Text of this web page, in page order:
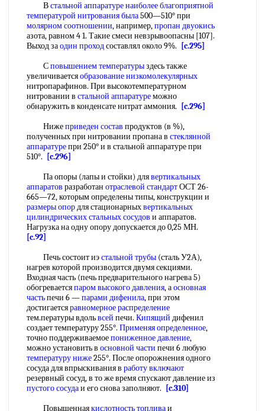
Встальной аппаратуренаиболее благоприятной
температурой нитрованиябыла500—510° при
молярном соотношении, например,пропан двуокись
азота, равном 4 1. Такие смеси невзрывоопасны [107].
Выход заодин проходсоставлял около 9%.
[c.295]
Сповышением температурыздесь также
увеличиваетсяобразование низкомолекулярных
нитропарафинов. При высокотемпературном
нитровании в стальной аппаратуреможно
обнаружить в конденсате нитрат аммония.
[c.296]
Нижеприведен состав продуктов (в %),
полученных при нитровании пропана в стеклянной
аппаратурепри 250° и в стальной аппаратуре при
510°.
[c.296]
Па опоры (лапы и стойки) длявертикальных
аппаратов разработан отраслевой стандартОСТ 26-
665—72, которым определены типы, конструкции и
размеры опордля стационарныхвертикальных
цилиндрическихстальных сосудов и аппаратов.
Нагрузка на одну опору допускается до 0,25 МН.
[c.92]
Печь состоит иэстальной трубы (сталь У2А),
нагрев которой производится двумя секциями.
Входная часть (печь предварительного нагрева 5)
обогреваетсяпаром высокого давления, аосновная
частьпечи 6 —парами дифенила, при этом
достигаетсяравномерное распределение
тем.пературы вдольвсей печи. Кипящий дифенил
создает температуру 255°. Применяя определенное,
точно поддерживаемоепониженное давление,
можно установить в основной части печи 6 любую
температуру ниже255°. После опорожнения одного
сосуда для впрыскивания в работу включают
резервный сосуд, в то же время спускают давление из
пустого сосудаи его снова заполняют.
[c.310]
Повышеннаякислотность топливаи